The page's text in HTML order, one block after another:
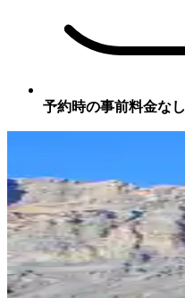
予約時の事前料金なし